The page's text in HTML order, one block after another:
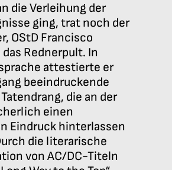
die Verleihung der
ging, trat noch der
OStD Francisco
das Rednerpult. In
attestierte er
beeindruckende
die an der
einen
Eindruck hinterlassen
die literarische
von AC/DC-Titeln